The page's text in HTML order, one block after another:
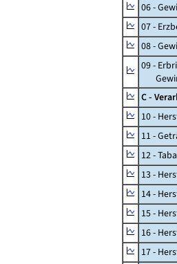
06 -
07 -
08 -
09 -
C -
10 -
11 -
12 -
13 -
14 -
15 -
16 -
17 -